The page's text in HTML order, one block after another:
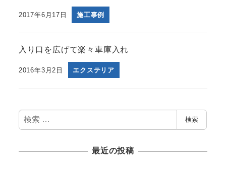
2017年6月17日 施工事例
入り口を広げて楽々車庫入れ
2016年3月2日 エクステリア
検
索
検索
最近の投稿